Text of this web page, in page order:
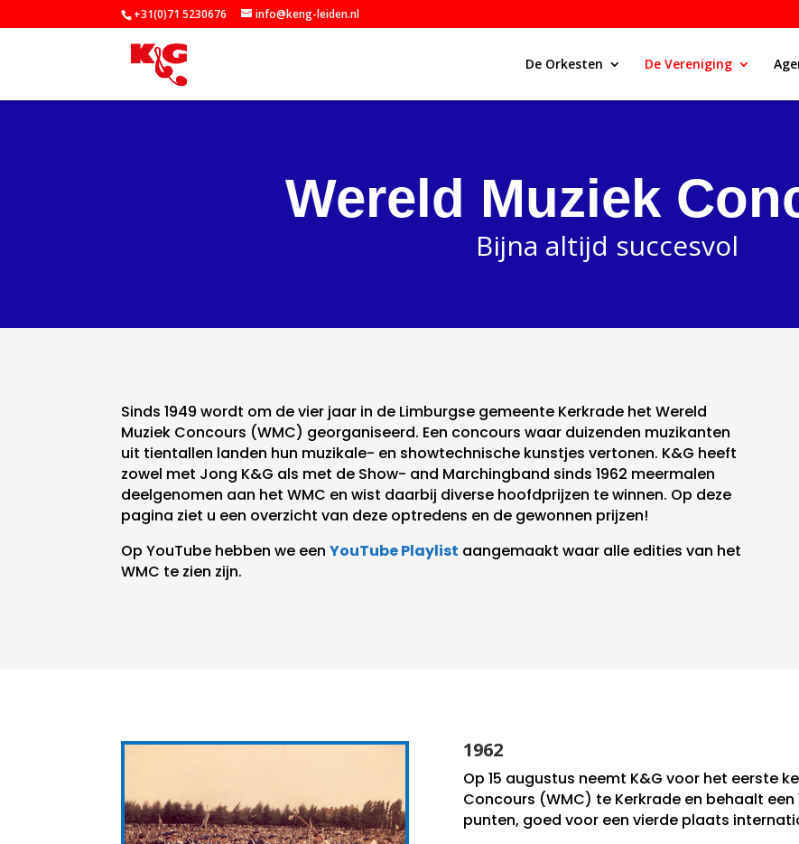
+31(0)71 5230676 info@keng-leiden.nl
De Orkesten De Vereniging
Wereld Muziek
Bijna altijd succesvol
Sinds 1949 wordt om de vier jaar in de Limburgse gemeente Kerkrade het Wereld
Muziek Concours (WMC) georganiseerd. Een concours waar duizenden muzikanten
uit tientallen landen hun muzikale- en showtechnische kunstjes vertonen. K&G heeft
zowel met Jong K&G als met de Show- and Marchingband sinds 1962 meermalen
deelgenomen aan het WMC en wist daarbij diverse hoofdprijzen te winnen. Op deze
pagina ziet u een overzicht van deze optredens en de gewonnen prijzen!
Op YouTube hebben we eenYouTube Playlist aangemaakt waar alle edities van het
WMC te zien zijn.
1962
Op 15 augustus neemt K&G voor het eerste
Concours (WMC) te Kerkrade en behaalt
punten, goed voor een vierde plaats